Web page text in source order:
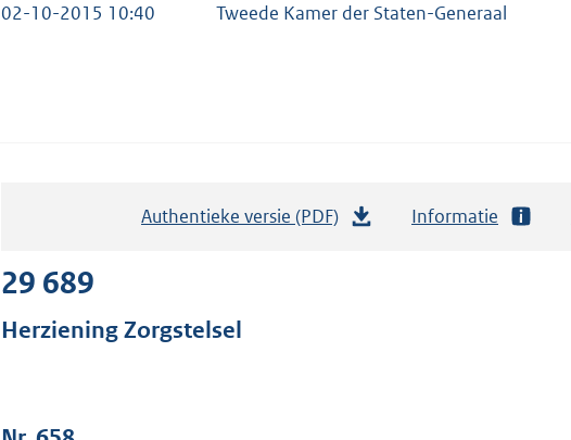
02-10-2015 10:40 Tweede Kamer der Staten-Generaal
Authentieke versie (PDF) Informatie
29 689
Herziening Zorgstelsel